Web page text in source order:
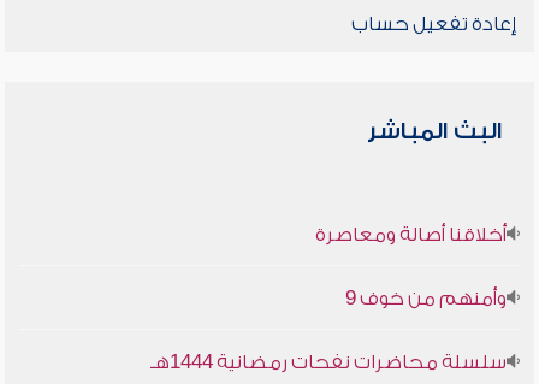
إعادة تفعيل حساب
البث المباشر
أخلاقنا أصالة ومعاصرة
وأمنهم من خوف 9
سلسلة محاضرات نفحات رمضانية 1444هـ